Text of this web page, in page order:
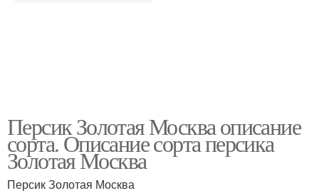
Персик Золотая Москва описание
сорта. Описание сорта персика
Золотая Москва
Персик Золотая Москва